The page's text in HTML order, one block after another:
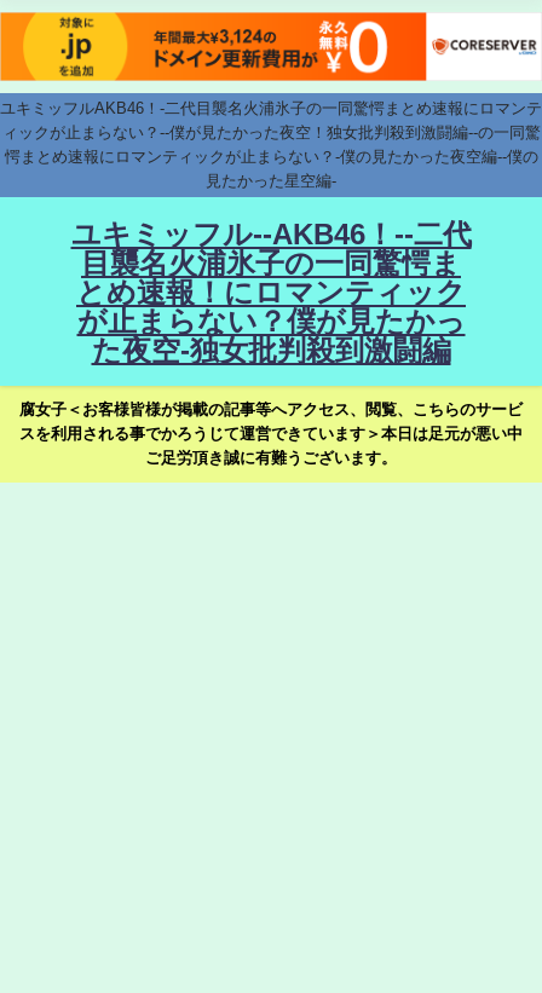
ユキミッフルAKB46！-二代目襲名火浦氷子の一同驚愕まとめ速報にロマンテ
ィックが止まらない？--僕が見たかった夜空！独女批判殺到激闘編--の一同驚
愕まとめ速報にロマンティックが止まらない？-僕の見たかった夜空編--僕の
見たかった星空編-
ユキミッフル--AKB46！--二代
目襲名火浦氷子の一同驚愕ま
とめ速報！にロマンティック
が止まらない？僕が見たかっ
た夜空-独女批判殺到激闘編
腐女子＜お客様皆様が掲載の記事等へアクセス、閲覧、こちらのサービ
スを利用される事でかろうじて運営できています＞本日は足元が悪い中
ご足労頂き誠に有難うございます。